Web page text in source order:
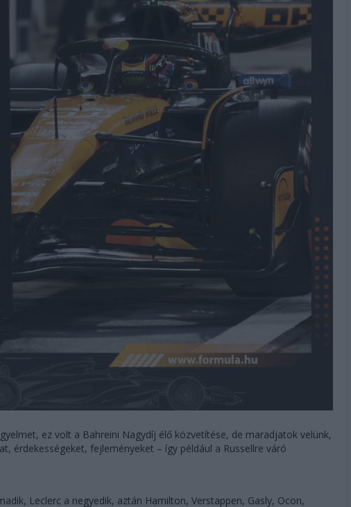
ez volt a Bahreini Nagydíj élő közvetítése, de maradjatok velünk,
érdekességeket, fejleményeket – így például a Russellre váró
Leclerc a negyedik, aztán Hamilton, Verstappen, Gasly, Ocon,